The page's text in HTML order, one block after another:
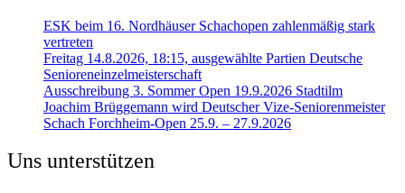
ESK beim 16. Nordhäuser Schachopen zahlenmäßig stark
vertreten
Freitag 14.8.2026, 18:15, ausgewählte Partien Deutsche
Senioreneinzelmeisterschaft
Ausschreibung 3. Sommer Open 19.9.2026 Stadtilm
Joachim Brüggemann wird Deutscher Vize-Seniorenmeister
Schach Forchheim-Open 25.9. – 27.9.2026
Uns unterstützen